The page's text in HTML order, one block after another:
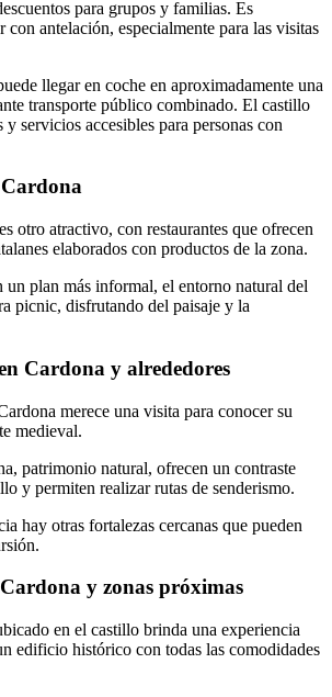
para grupos y familias. Es
con antelación, especialmente para las visitas
llegar en coche en aproximadamente una
transporte público combinado. El castillo
servicios accesibles para personas con
otro atractivo, con restaurantes que ofrecen
elaborados con productos de la zona.
un plan más informal, el entorno natural del
picnic, disfrutando del paisaje y la
Cardona y alrededores
merece una visita para conocer su
medieval.
patrimonio natural, ofrecen un contraste
y permiten realizar rutas de senderismo.
hay otras fortalezas cercanas que pueden
y zonas próximas
en el castillo brinda una experiencia
edificio histórico con todas las comodidades